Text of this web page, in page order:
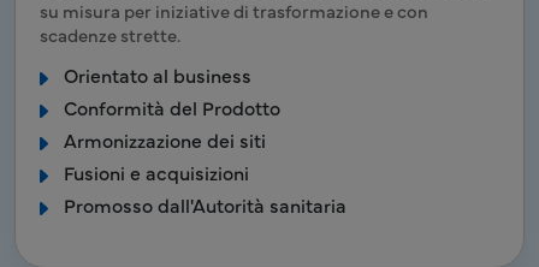
su misura per iniziative di trasformazione e con
scadenze strette.
Orientato al business
Conformità del Prodotto
Armonizzazione dei siti
Fusioni e acquisizioni
Promosso dall'Autorità sanitaria